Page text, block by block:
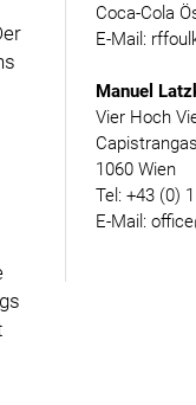
Coca-Cola
E-Mail:
Manuel
Vier Hoch
1060 Wien
Tel: +43 (0)
E-Mail: